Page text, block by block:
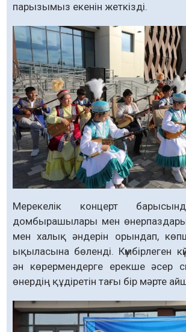
парызымыз екенін жеткізді.
Мерекелік концерт
домбырашылары мен өнерпаздары
мен халық әндерін орындап,
ықыласына бөленді. Күмбірлеген
ән көрермендерге ерекше әсер
өнердің құдіретін тағы бір мәрте